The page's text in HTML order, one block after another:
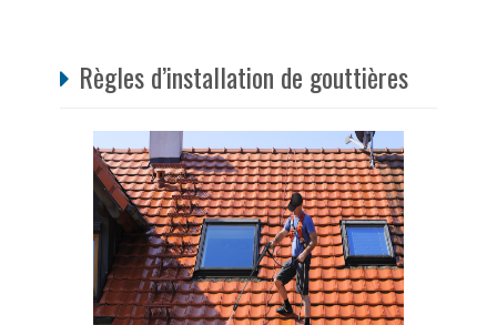
Règles d’installation de gouttières